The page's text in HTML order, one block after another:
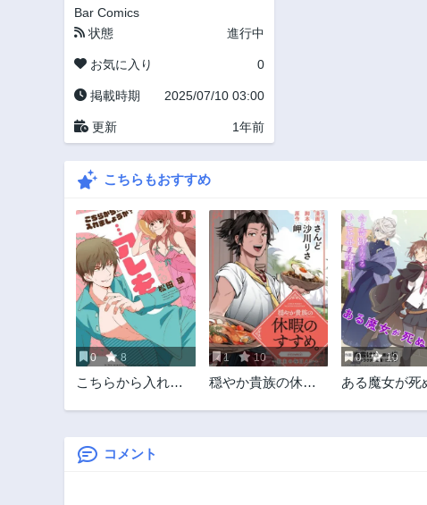
Bar Comics
状態
進行中
お気に入り 0
掲載時期 2025/07/10 03:00
更新 1年前
こちらもおすすめ
0 8
こちらから入れま
1 10
穏やか貴族の休暇
毎日メシ〜
0 10
ある魔女が死
コメント